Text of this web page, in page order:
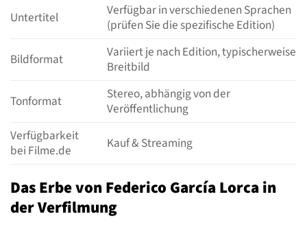
Untertitel
Verfügbar in verschiedenen Sprachen
(prüfen Sie die spezifische Edition)
Bildformat
Variiert je nach Edition, typischerweise
Breitbild
Tonformat
Stereo, abhängig von der
Veröffentlichung
Verfügbarkeit
bei Filme.de
Kauf & Streaming
Das Erbe von Federico García Lorca in
der Verfilmung